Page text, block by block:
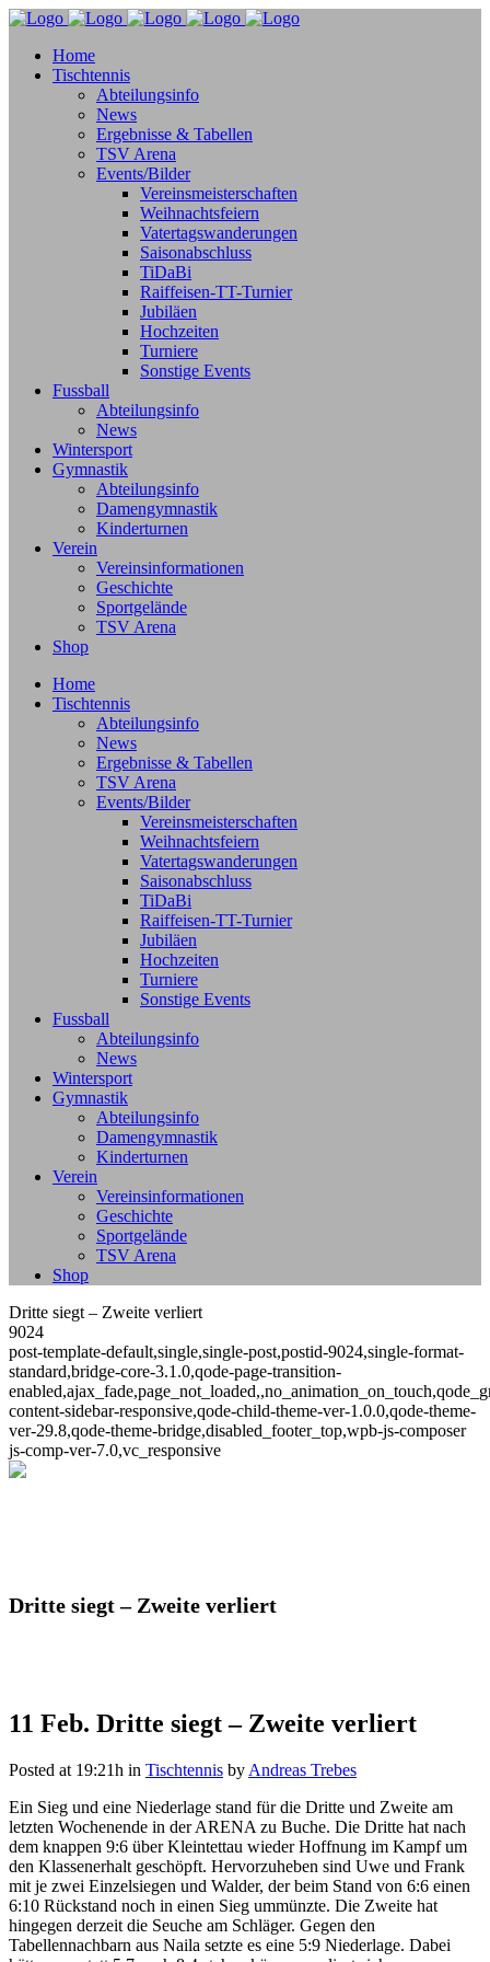
Home
Tischtennis
Abteilungsinfo
News
Ergebnisse & Tabellen
TSV Arena
Events/Bilder
Vereinsmeisterschaften
Weihnachtsfeiern
Vatertagswanderungen
Saisonabschluss
TiDaBi
Raiffeisen-TT-Turnier
Jubiläen
Hochzeiten
Turniere
Sonstige Events
Fussball
Abteilungsinfo
News
Wintersport
Gymnastik
Abteilungsinfo
Damengymnastik
Kinderturnen
Verein
Vereinsinformationen
Geschichte
Sportgelände
TSV Arena
Shop
Home
Tischtennis
Abteilungsinfo
News
Ergebnisse & Tabellen
TSV Arena
Events/Bilder
Vereinsmeisterschaften
Weihnachtsfeiern
Vatertagswanderungen
Saisonabschluss
TiDaBi
Raiffeisen-TT-Turnier
Jubiläen
Hochzeiten
Turniere
Sonstige Events
Fussball
Abteilungsinfo
News
Wintersport
Gymnastik
Abteilungsinfo
Damengymnastik
Kinderturnen
Verein
Vereinsinformationen
Geschichte
Sportgelände
TSV Arena
Shop
Dritte siegt – Zweite verliert
9024
post-template-default,single,single-post,postid-9024,single-format-
standard,bridge-core-3.1.0,qode-page-transition-
content-sidebar-responsive,qode-child-theme-ver-1.0.0,qode-theme-
ver-29.8,qode-theme-bridge,disabled_footer_top,wpb-js-composer
js-comp-ver-7.0,vc_responsive
Dritte siegt – Zweite verliert
11 Feb. Dritte siegt – Zweite verliert
Posted at 19:21h in Tischtennis by Andreas Trebes
Ein Sieg und eine Niederlage stand für die Dritte und Zweite am
letzten Wochenende in der ARENA zu Buche. Die Dritte hat nach
dem knappen 9:6 über Kleintettau wieder Hoffnung im Kampf um
den Klassenerhalt geschöpft. Hervorzuheben sind Uwe und Frank
mit je zwei Einzelsiegen und Walder, der beim Stand von 6:6 einen
6:10 Rückstand noch in einen Sieg ummünzte. Die Zweite hat
hingegen derzeit die Seuche am Schläger. Gegen den
Tabellennachbarn aus Naila setzte es eine 5:9 Niederlage. Dabei